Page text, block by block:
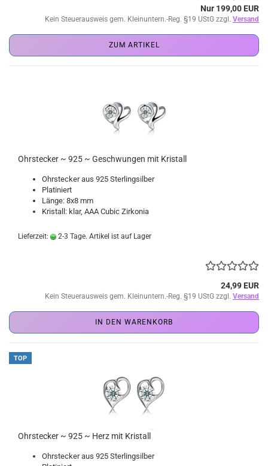
Nur 199,00 EUR
Kein Steuerausweis gem. Kleinuntern.-Reg. §19 UStG zzgl. Versand
ZUM ARTIKEL
Ohrstecker ~ 925 ~ Geschwungen mit Kristall
Ohrstecker aus 925 Sterlingsilber
Platiniert
Länge: 8x8 mm
Kristall: klar, AAA Cubic Zirkonia
Lieferzeit: 2-3 Tage. Artikel ist auf Lager
24,99 EUR
Kein Steuerausweis gem. Kleinuntern.-Reg. §19 UStG zzgl. Versand
IN DEN WARENKORB
TOP
Ohrstecker ~ 925 ~ Herz mit Kristall
Ohrstecker aus 925 Sterlingsilber